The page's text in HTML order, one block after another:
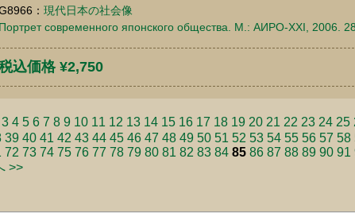
： 現代日本の社会像
Портрет современного японского общества. М.: АИРО-XXI, 2006.
込価格 ¥2,750
3 4 5 6 7 8 9 10 11 12 13 14 15 16 17 18 19 20 21 22 23 24 25
39 40 41 42 43 44 45 46 47 48 49 50 51 52 53 54 55 56 57 58
72 73 74 75 76 77 78 79 80 81 82 83 84 85 86 87 88 89 90 91
>>